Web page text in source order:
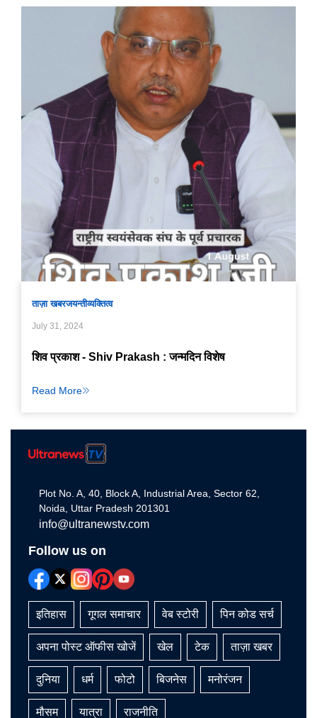
ताज़ा खबरजयन्तीव्यक्तित्व
July 31, 2024
शिव प्रकाश - Shiv Prakash : जन्मदिन विशेष
Read More
Plot No. A, 40, Block A, Industrial Area, Sector 62,
Noida, Uttar Pradesh 201301
info@ultranewstv.com
Follow us on
इतिहास गूगल समाचार वेब स्टोरी पिन कोड सर्च
अपना पोस्ट ऑफीस खोजें खेल टेक ताज़ा खबर
दुनिया धर्म फोटो बिजनेस मनोरंजन
मौसम यात्रा राजनीति